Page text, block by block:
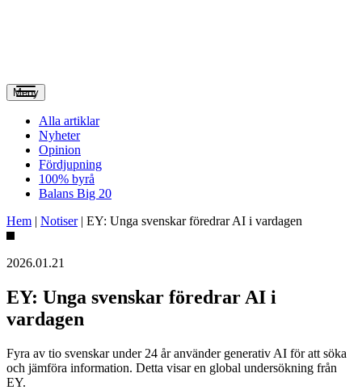
Meny
Alla artiklar
Nyheter
Opinion
Fördjupning
100% byrå
Balans Big 20
Hem | Notiser| EY: Unga svenskar föredrar AI i vardagen
2026.01.21
EY: Unga svenskar föredrar AI i
vardagen
Fyra av tio svenskar under 24 år använder generativ AI för att söka
och jämföra information. Detta visar en global undersökning från
EY.